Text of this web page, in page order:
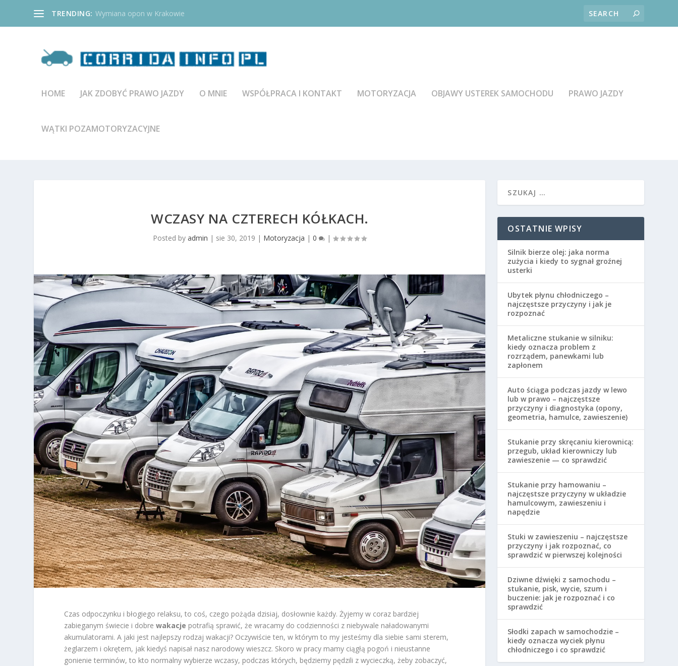
TRENDING: Wymiana opon w Krakowie
HOME JAK ZDOBYĆ PRAWO JAZDY O MNIE WSPÓŁPRACA I KONTAKT MOTORYZACJA OBJAWY USTEREK SAMOCHODU PRAWO JAZDY
WĄTKI POZAMOTORYZACYJNE
WCZASY NA CZTERECH KÓŁKACH.
Posted byadmin | sie 30, 2019 | Motoryzacja |0 |
Czas odpoczynku i błogiego relaksu, to coś, czego pożąda dzisiaj, dosłownie każdy. Żyjemy w coraz bardziej
zabieganym świecie i dobrewakacje potrafią sprawić, że wracamy do codzienności z niebywale naładowanymi
akumulatorami. A jaki jest najlepszy rodzaj wakacji? Oczywiście ten, w którym to my jesteśmy dla siebie sami sterem,
żeglarzem i okrętem, jak kiedyś napisał nasz narodowy wieszcz. Skoro w pracy mamy ciągłą pogoń i nieustanne
gonienie terminów, to kto normalny wybierze wczasy, podczas których, będziemy pędzili z wycieczką, żeby zobaczyć,
OSTATNIE WPISY
Silnik bierze olej: jaka norma
zużycia i kiedy to sygnał groźnej
usterki
Ubytek płynu chłodniczego –
najczęstsze przyczyny i jak je
rozpoznać
Metaliczne stukanie w silniku:
kiedy oznacza problem z
rozrządem, panewkami lub
zapłonem
Auto ściąga podczas jazdy w lewo
lub w prawo – najczęstsze
przyczyny i diagnostyka (opony,
geometria, hamulce, zawieszenie)
Stukanie przy skręcaniu kierownicą:
przegub, układ kierowniczy lub
zawieszenie — co sprawdzić
Stukanie przy hamowaniu –
najczęstsze przyczyny w układzie
hamulcowym, zawieszeniu i
napędzie
Stuki w zawieszeniu – najczęstsze
przyczyny i jak rozpoznać, co
sprawdzić w pierwszej kolejności
Dziwne dźwięki z samochodu –
stukanie, pisk, wycie, szum i
buczenie: jak je rozpoznać i co
sprawdzić
Słodki zapach w samochodzie –
kiedy oznacza wyciek płynu
chłodniczego i co sprawdzić